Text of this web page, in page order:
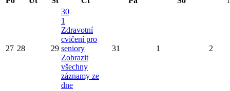
27 28 29
30
1
Zdravotní
cvičení pro
seniory
Zobrazit
všechny
záznamy ze
dne
31 1 2